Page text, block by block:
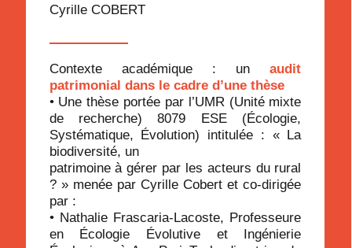
Cyrille COBERT
Contexte académique : un audit
patrimonial dans le cadre d’une thèse
• Une thèse portée par l’UMR (Unité mixte
de recherche) 8079 ESE (Écologie,
Systématique, Évolution) intitulée : « La
biodiversité, un
patrimoine à gérer par les acteurs du rural
? » menée par Cyrille Cobert et co-dirigée
par :
• Nathalie Frascaria-Lacoste, Professeure
en Écologie Évolutive et Ingénierie